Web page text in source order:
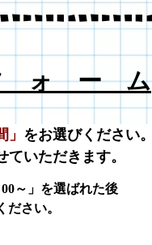
ォ ー ム
をお選びください。
ていただきます。
00～」を選ばれた後
ださい。